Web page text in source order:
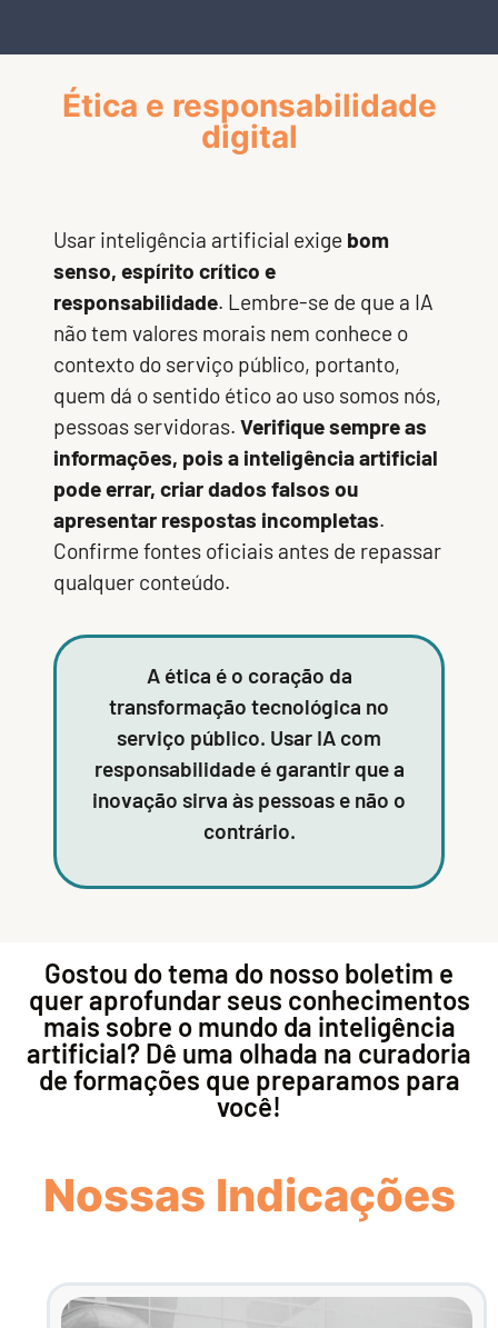
Ética e responsabilidade
digital
Usar inteligência artificial exige bom
senso, espírito crítico e
responsabilidade. Lembre-se de que a IA
não tem valores morais nem conhece o
contexto do serviço público, portanto,
quem dá o sentido ético ao uso somos nós,
pessoas servidoras. Verifique sempre as
informações, pois a inteligência artificial
pode errar, criar dados falsos ou
apresentar respostas incompletas.
Confirme fontes oficiais antes de repassar
qualquer conteúdo.
A ética é o coração da
transformação tecnológica no
serviço público. Usar IA com
responsabilidade é garantir que a
inovação sirva às pessoas e não o
contrário.
Gostou do tema do nosso boletim e
quer aprofundar seus conhecimentos
mais sobre o mundo da inteligência
artificial? Dê uma olhada na curadoria
de formações que preparamos para
você!
Nossas Indicações